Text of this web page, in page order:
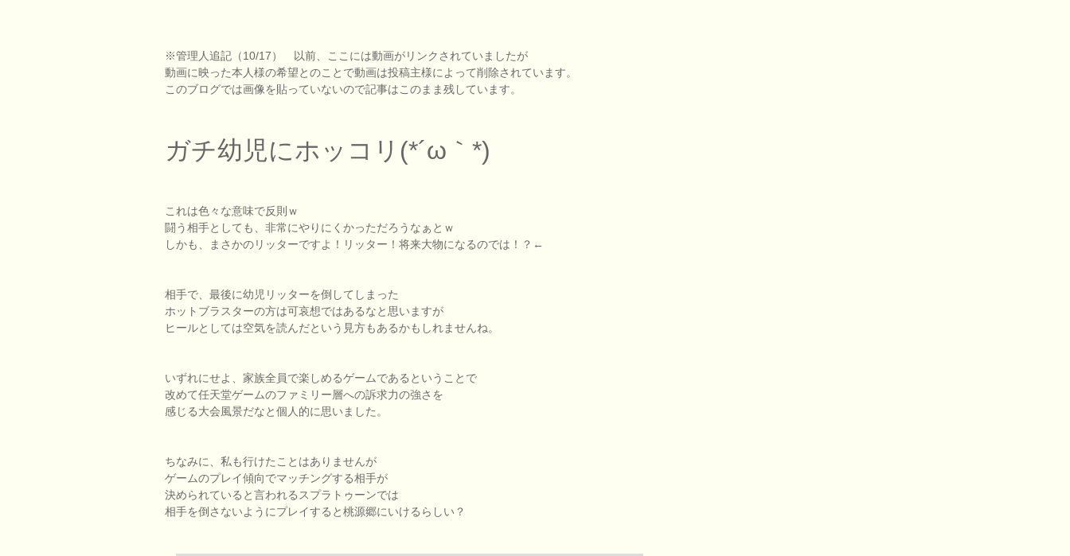
※管理人追記（10/17） 以前、ここには動画がリンクされていましたが
動画に映った本人様の希望とのことで動画は投稿主様によって削除されています。
このブログでは画像を貼っていないので記事はこのまま残しています。
ガチ幼児にホッコリ(*´ω｀*)
これは色々な意味で反則ｗ
闘う相手としても、非常にやりにくかっただろうなぁとｗ
しかも、まさかのリッターですよ！リッター！将来大物になるのでは！？←
相手で、最後に幼児リッターを倒してしまった
ホットブラスターの方は可哀想ではあるなと思いますが
ヒールとしては空気を読んだという見方もあるかもしれませんね。
いずれにせよ、家族全員で楽しめるゲームであるということで
改めて任天堂ゲームのファミリー層への訴求力の強さを
感じる大会風景だなと個人的に思いました。
ちなみに、私も行けたことはありませんが
ゲームのプレイ傾向でマッチングする相手が
決められていると言われるスプラトゥーンでは
相手を倒さないようにプレイすると桃源郷にいけるらしい？